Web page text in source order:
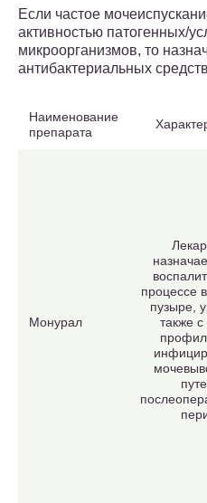
Если частое
активностью патогенных/
микроорганизмов, то
антибактериальных
Наименование
препарата
Монурал
процессе
пузыре,
также